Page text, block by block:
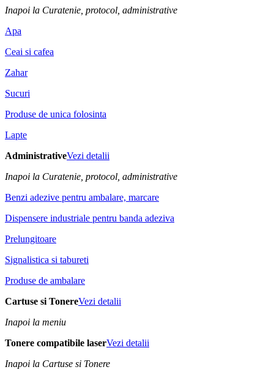
Inapoi la Curatenie, protocol, administrative
Apa
Ceai si cafea
Zahar
Sucuri
Produse de unica folosinta
Lapte
AdministrativeVezi detalii
Inapoi la Curatenie, protocol, administrative
Benzi adezive pentru ambalare, marcare
Dispensere industriale pentru banda adeziva
Prelungitoare
Signalistica si tabureti
Produse de ambalare
Cartuse si TonereVezi detalii
Inapoi la meniu
Tonere compatibile laserVezi detalii
Inapoi la Cartuse si Tonere